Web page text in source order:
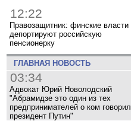
12:22
Правозащитник: финские власти
депортируют российскую
пенсионерку
ГЛАВНАЯ НОВОСТЬ
03:34
Адвокат Юрий Новолодский
"Абрамидзе это один из тех
предпринимателей о ком говорил
президент Путин"